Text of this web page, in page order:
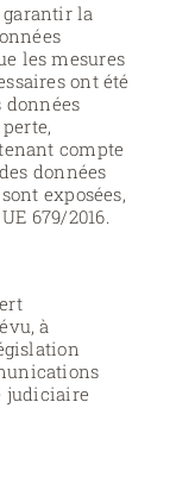
garantir la
les mesures
ont été
données
compte
données
exposées,
679/2016.
à
judiciaire